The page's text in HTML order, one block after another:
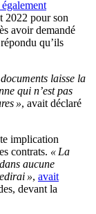
2022 pour son
avoir demandé
qu’ils
laisse la
qui n’est pas
», avait déclaré
implication
contrats. « La
aucune
», avait
devant la